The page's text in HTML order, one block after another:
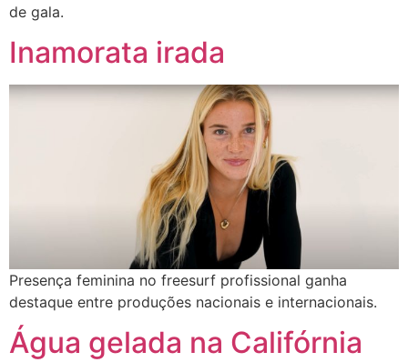
de gala.
Inamorata irada
Presença feminina no freesurf profissional ganha
destaque entre produções nacionais e internacionais.
Água gelada na Califórnia